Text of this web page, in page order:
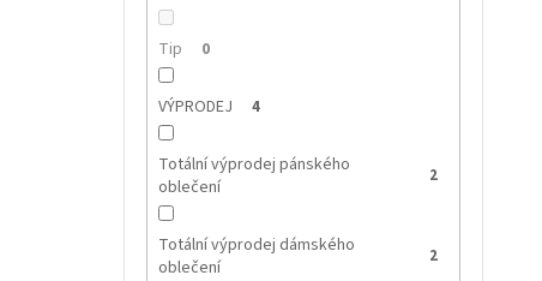
Tip 0
VÝPRODEJ 4
Totální výprodej pánského
oblečení
2
Totální výprodej dámského
oblečení
2